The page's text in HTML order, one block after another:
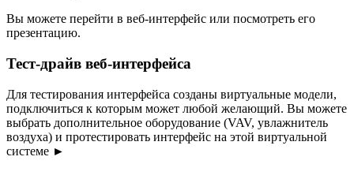
Вы можете перейти в веб-интерфейс или посмотреть его
презентацию.
Тест-драйв веб-интерфейса
Для тестирования интерфейса созданы виртуальные модели,
подключиться к которым может любой желающий. Вы можете
выбрать дополнительное оборудование (VAV, увлажнитель
воздуха) и протестировать интерфейс на этой виртуальной
системе ►